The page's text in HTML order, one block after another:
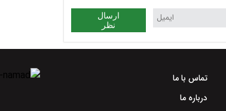
ارسال
نظر
تماس با ما
درباره ما